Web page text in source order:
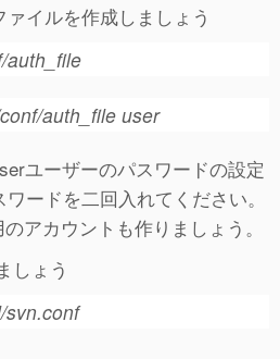
イルを作成しましょう
auth_file
auth_file user
ユーザーのパスワードの設定
ードを二回入れてください。
アカウントも作りましょう。
しょう
svn.conf